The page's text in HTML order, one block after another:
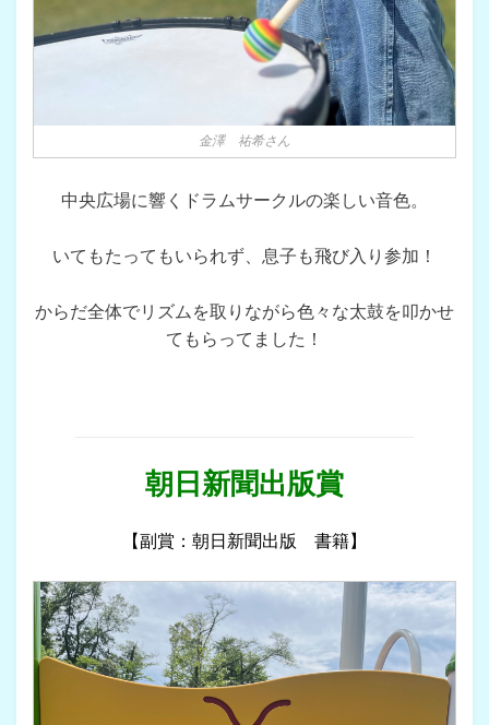
金澤 祐希さん
中央広場に響くドラムサークルの楽しい音色。
いてもたってもいられず、息子も飛び入り参加！
からだ全体でリズムを取りながら色々な太鼓を叩かせ
てもらってました！
朝日新聞出版賞
【副賞：朝日新聞出版 書籍】